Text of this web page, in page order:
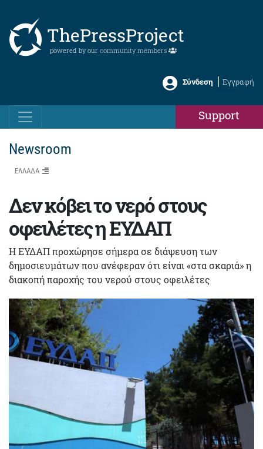
ThePressProject
powered by our community members
Σύνδεση Εγγραφή
Support
Newsroom
ΕΛΛΑΔΑ
Δεν κόβει το νερό στους
οφειλέτες η ΕΥΔΑΠ
Η ΕΥΔΑΠ προχώρησε σήμερα σε διάψευση των
δημοσιευμάτων που ανέφεραν ότι είναι «στα σκαριά» η
διακοπή παροχής του νερού στους οφειλέτες